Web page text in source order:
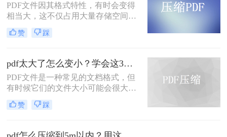
PDF文件因其格式特性，有时会变得
相当大，这不仅占用大量存储空间，
还可能影响传输速度。那么pdf文件怎
么压缩大小呢？本文将介绍三种有效
赞 踩
pdf太大了怎么变小？学会这3个方法就够了！
PDF文件是一种常见的文档格式，但
有时候它们的文件大小可能会很大，
难以通过电子邮件或其他方式共享。
在这种情况下，大家可以使用以下方
大了怎么变小吧。
赞 踩